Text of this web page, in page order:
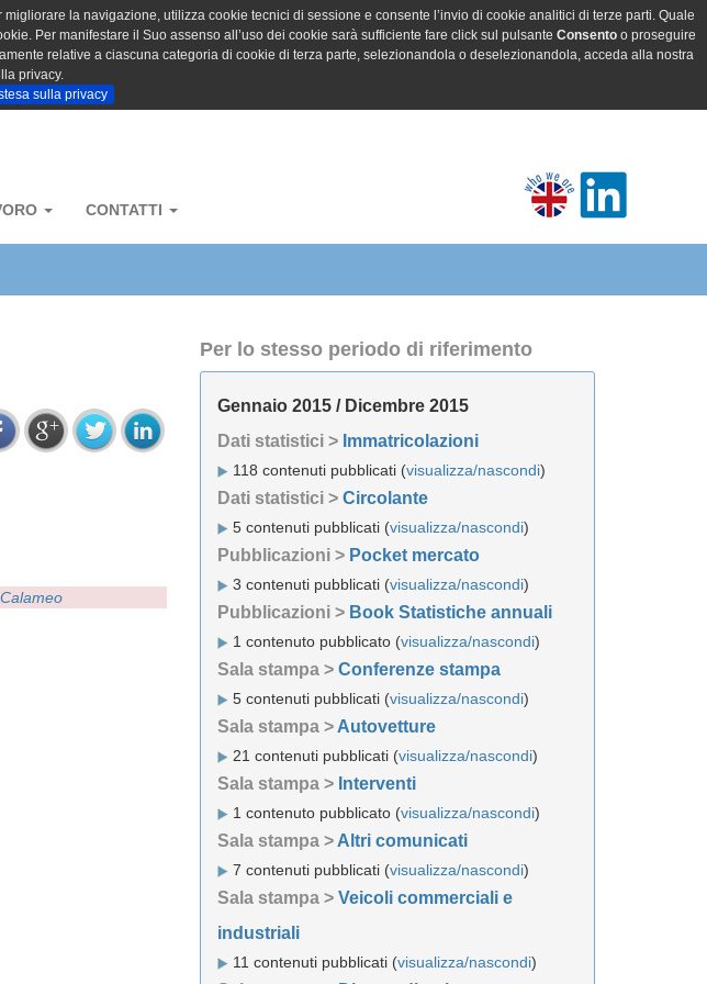
la navigazione, utilizza cookie tecnici di sessione e consente l’invio di cookie analitici di terze parti. Quale
Per manifestare il Suo assenso all’uso dei cookie sarà sufficiente fare click sul pulsante Consentoo proseguire
relative a ciascuna categoria di cookie di terza parte, selezionandola o deselezionandola, acceda alla nostra
privacy.
sulla privacy
CONTATTI
Per lo stesso periodo di riferimento
Gennaio 2015 / Dicembre 2015
Dati statistici > Immatricolazioni
118 contenuti pubblicati (visualizza/nascondi)
Dati statistici > Circolante
5 contenuti pubblicati (visualizza/nascondi)
Pubblicazioni > Pocket mercato
3 contenuti pubblicati (visualizza/nascondi)
Pubblicazioni > Book Statistiche annuali
1 contenuto pubblicato (visualizza/nascondi)
Sala stampa > Conferenze stampa
5 contenuti pubblicati (visualizza/nascondi)
Sala stampa > Autovetture
21 contenuti pubblicati (visualizza/nascondi)
Sala stampa > Interventi
1 contenuto pubblicato (visualizza/nascondi)
Sala stampa > Altri comunicati
7 contenuti pubblicati (visualizza/nascondi)
Sala stampa > Veicoli commerciali e
industriali
11 contenuti pubblicati (visualizza/nascondi)